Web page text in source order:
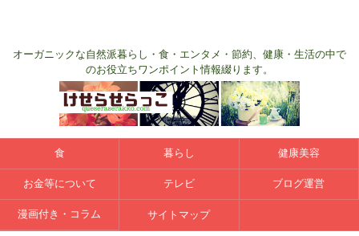
オーガニックな自然派暮らし・食・エンタメ・節約、健康・生活の中で
のお役立ちワンポイント情報綴ります。
食 暮らし 健康美容
お金等について テレビ ブログ運営
漫画付き・コラム サイトマップ